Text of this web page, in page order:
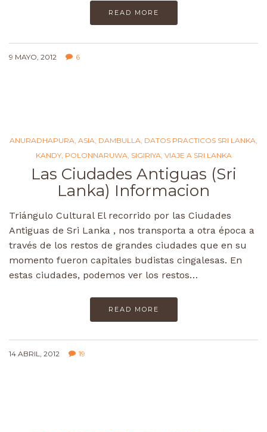
READ MORE
9 MAYO, 2012 6
ANURADHAPURA, ASIA, DAMBULLA, DATOS PRACTICOS SRI LANKA,
KANDY, POLONNARUWA, SIGIRIYA, VIAJE A SRI LANKA
Las Ciudades Antiguas (Sri
Lanka) Informacion
Triángulo Cultural El recorrido por las Ciudades
Antiguas de Sri Lanka , nos transporta a otra época a
través de los restos de grandes ciudades que en su
momento fueron capitales budistas cingalesas. En
estas ciudades, podemos ver los restos…
READ MORE
14 ABRIL, 2012 19